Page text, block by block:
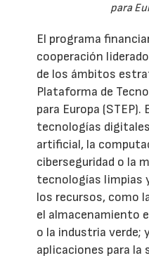
para
El programa
cooperación
de los ámbitos
Plataforma de
para Europa
tecnologías
artificial, la
ciberseguridad o la
tecnologías limpias
los recursos, como
el almacenamiento
o la industria verde;
aplicaciones para la